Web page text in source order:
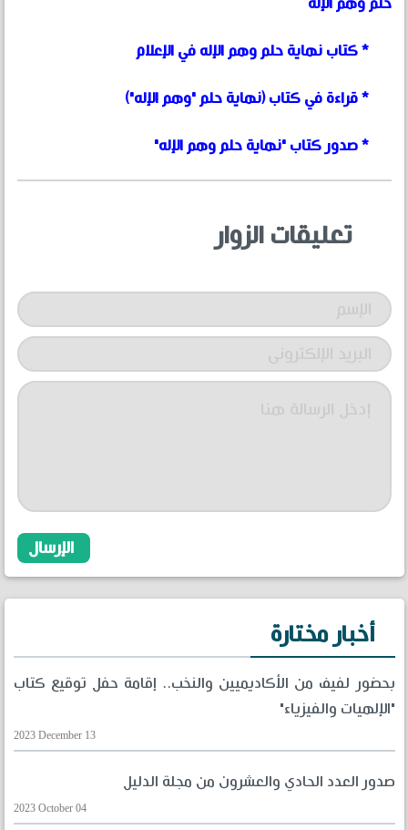
حلم وهم الإله
* كتاب نهاية حلم وهم الإله في الإعلام
* قراءة في كتاب (نهاية حلم "وهم الإله")
* صدور كتاب "نهاية حلم وهم الإله"
تعليقات الزوار
أخبار مختارة
بحضور لفيف من الأكاديميين والنخب.. إقامة حفل توقيع كتاب
"الإلهيات والفيزياء"
2023 December 13
صدور العدد الحادي والعشرون من مجلة الدليل
2023 October 04